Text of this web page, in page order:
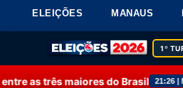
ELEIÇÕES MANAUS
1º
do Brasil 21:26 | MANAUS